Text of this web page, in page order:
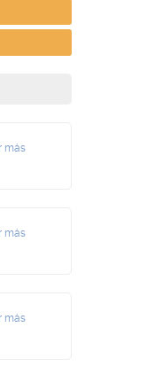
más
más
más